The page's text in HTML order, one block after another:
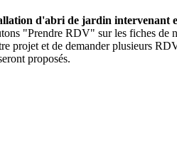
d'abri de jardin intervenant
"Prendre RDV" sur les fiches de
et de demander plusieurs
proposés.